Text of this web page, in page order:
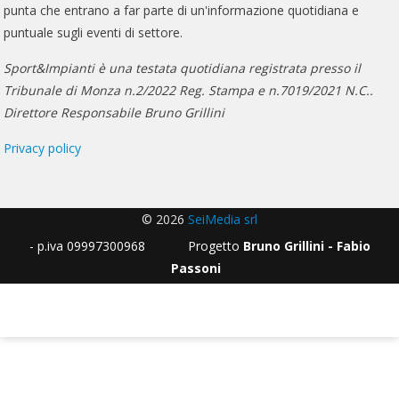
punta che entrano a far parte di un'informazione quotidiana e
puntuale sugli eventi di settore.
Sport&Impianti è una testata quotidiana registrata presso il
Tribunale di Monza n.2/2022 Reg. Stampa e n.7019/2021 N.C..
Direttore Responsabile Bruno Grillini
Privacy policy
© 2026 SeiMedia srl
- p.iva 09997300968 Progetto Bruno Grillini - Fabio
Passoni